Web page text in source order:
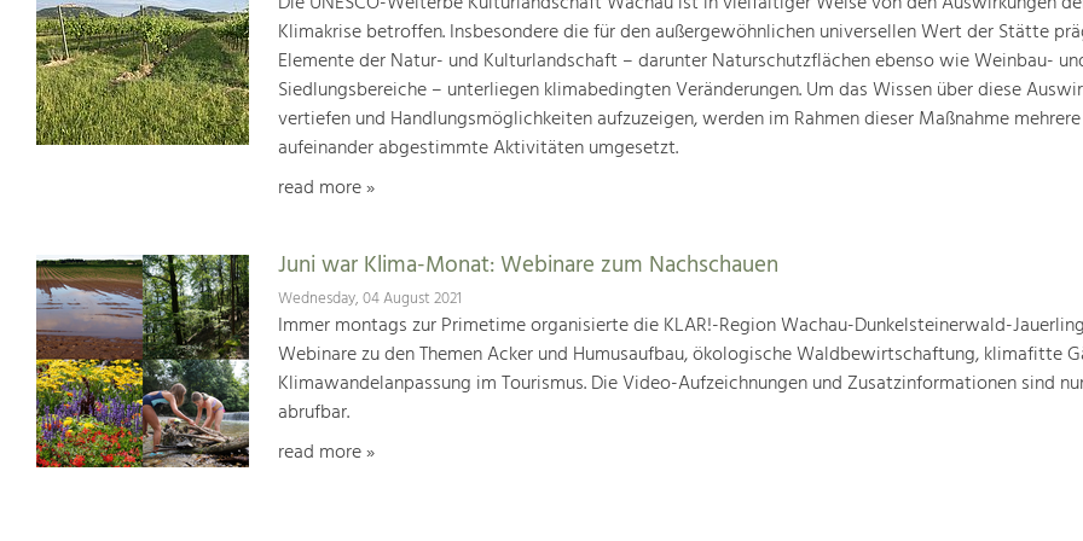
Klimakrise betroffen. Insbesondere die für den außergewöhnlichen universellen Wert der Stätte
Elemente der Natur- und Kulturlandschaft – darunter Naturschutzflächen ebenso wie Weinbau-
Siedlungsbereiche – unterliegen klimabedingten Veränderungen. Um das Wissen über diese
vertiefen und Handlungsmöglichkeiten aufzuzeigen, werden im Rahmen dieser Maßnahme mehrere
aufeinander abgestimmte Aktivitäten umgesetzt.
read more »
Juni war Klima-Monat: Webinare zum Nachschauen
Wednesday, 04 August 2021
Immer montags zur Primetime organisierte die KLAR!-Region Wachau-Dunkelsteinerwald-
Webinare zu den Themen Acker und Humusaufbau, ökologische Waldbewirtschaftung, klimafitte
Klimawandelanpassung im Tourismus. Die Video-Aufzeichnungen und Zusatzinformationen sind
abrufbar.
read more »